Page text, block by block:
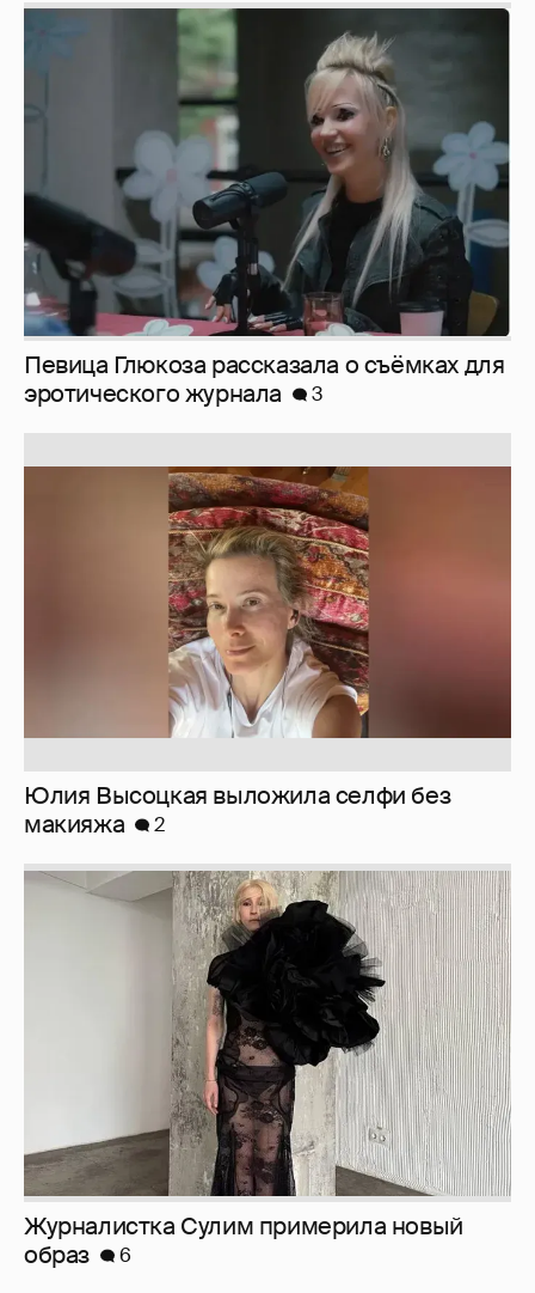
Певица Глюкоза рассказала о съёмках для
эротического журнала
3
Юлия Высоцкая выложила селфи без
Журналистка Сулим примерила новый